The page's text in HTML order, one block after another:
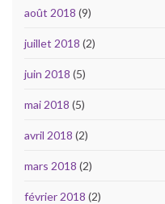
août 2018 (9)
juillet 2018 (2)
juin 2018 (5)
mai 2018 (5)
avril 2018 (2)
mars 2018 (2)
février 2018 (2)